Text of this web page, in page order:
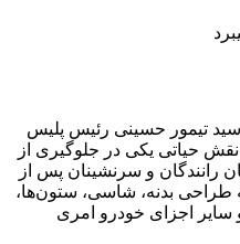
تیمور حسینی رئیس پلیس
راهور فراجا اظهار کرد: خودروها ۲ نقش حیاتی یکی در جلوگیری از
رانندگان و سرنشینان پس از
طراحی بدنه، شاسی، ستون‌ها،
سایر اجزای خودرو امری